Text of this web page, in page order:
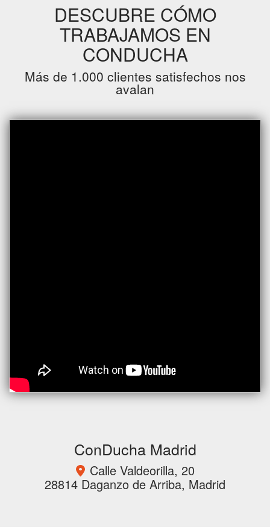
DESCUBRE CÓMO
TRABAJAMOS EN
CONDUCHA
Más de 1.000 clientes satisfechos nos
avalan
ConDucha Madrid
Calle Valdeorilla, 20
28814 Daganzo de Arriba, Madrid